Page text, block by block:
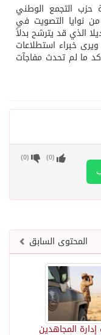
حزب التجمع الوطني
المتطرف مارين لوبان بنحو 30% من نوايا التصويت في
الذي قد يترشح بدلاً
خبراء استطلاعات
ما لم تحدث مفاجآت
(
0
) (
0
)
المحتوى السابق
المجاهدين